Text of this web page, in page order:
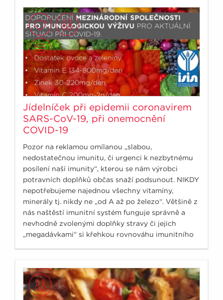
Jídelníček při epidemii coronavirem
SARS-CoV-19, při onemocnění
COVID-19
Pozor na reklamou omílanou „slabou,
nedostatečnou imunitu, či urgenci k nezbytnému
posílení naší imunity“, kterou se nám výrobci
potravních doplňků občas snaží podsunout. NIKDY
nepotřebujeme najednou všechny vitamíny,
minerály tj. nikdy ne „od A až po železo“. Většině z
nás naštěstí imunitní systém funguje správně a
nevhodně zvolenými doplňky stravy či jejich
„megadávkami“ si křehkou rovnováhu imunitního